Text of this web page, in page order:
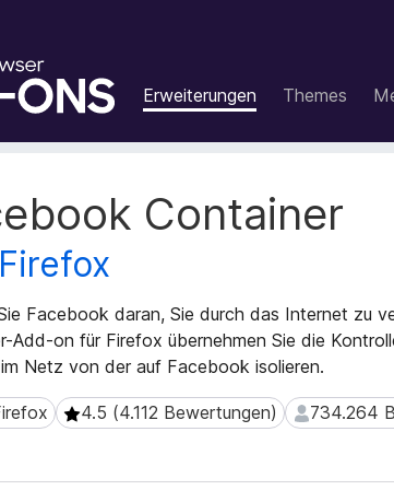
Erweiterungen Themes
Container
Firefox
Facebook daran, Sie durch das Internet zu
Add-on für Firefox übernehmen Sie die
Netz von der auf Facebook isolieren.
4.5 (4.112 Bewertungen)
4.5 (4.112 Bewertungen) 734.264
734.264